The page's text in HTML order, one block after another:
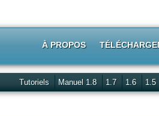
À PROPOS
Tutoriels Manuel 1.8 1.7 1.6 1.5